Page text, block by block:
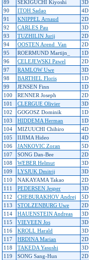
89
SEKIGUCHI Kiyoshi 3D
90
ITOH Sadao 4D
91
KNIPPEL Arnaud 2D
92
CARLES Pau 3D
93
TUZHILIN Jurij 2D
94
OOSTEN Arend_Van 2D
95
ROERMUND Martijn_ 1D
96
CELEJEWSKI Pawel 2D
97
RAMLOW Uwe 3D
98
BARTHEL Floris 1D
99
JENSEN Finn 1D
100
RENNER Joseph 2D
101
CLERGUE Olivier 3D
102
GOGOSZ Dominik 1D
103
HIDDEMA Herman 1D
104
MIZUUCHI Chihiro 4D
105
IIJIMA Hideo 4D
106
JANKOVIC Zoran 5D
107
SONG Dan-Bee 2D
108
WEBER Helmut 3D
109
LYSJUK Dmitrij 3D
110
NAKAYAMA Takao 2D
111
PEDERSEN Jesper 3D
112
CHEBURAKHOV Andrej 5D
113
STOLZENBURG Uwe 2D
114
HAUENSTEIN Andreas 3D
115
VIEVEEN Jos 3D
116
KROLL Harald 3D
117
HRDINA Marian 2D
118
TAKEDA Yasushi 3D
119
SONG Sang-Hun 2D